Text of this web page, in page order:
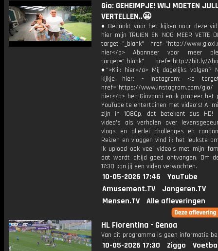
Gio: GEHEIMPJE! WIJ MOETEN
VERTELLEN..😬
♦ Bedankt voor het kijken naar deze
hier mijn TRUIEN EN NOG MEER VETTE
target="_blank" href="http://
hier</a> Abonneer voor meer
target="_blank" href="http://bit.ly/
♦">Klik hier</a> Mij dagelijks volgen?
kijkje hier: - Instagram: <a
href="https://www.instagram.com/
hier</a> ben Giovanni en ik probeer het
YouTube te entertainen met video's! Al
zijn in 1080p, dat betekent dus HD!
video's als verhalen over
vlogs en allerlei challenges en
Reizen en vloggen vind ik het leukste
Ik upload ook veel video's met mijn
dat wordt altijd goed ontvangen. Om
17:30 kan jij een video verwachten.
10-05-2026 17:46
YouTube
Amusement.TV
Jongeren.TV
Mensen.TV
Alle afleveringen
HL Fiorentina - Genoa
Van dit programma is geen informatie
10-05-2026 17:30 Ziggo